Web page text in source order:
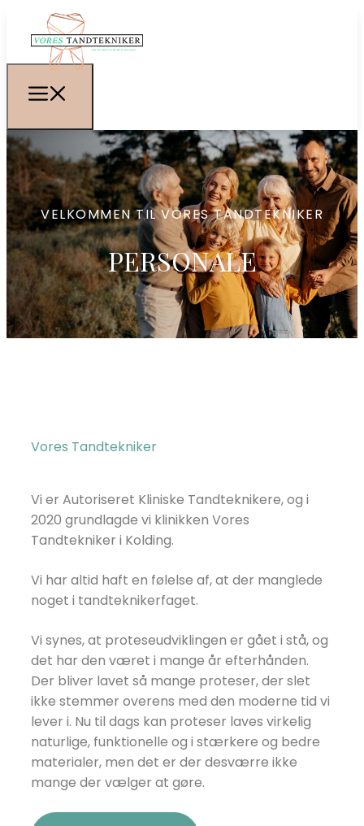
VELKOMMEN TIL VORES TANDTEKNIKER
PERSONALE
Vores Tandtekniker
Vi er Autoriseret Kliniske Tandteknikere, og i
2020 grundlagde vi klinikken Vores
Tandtekniker i Kolding.​
Vi har altid haft en følelse af, at der manglede
noget i tandteknikerfaget.
​Vi synes, at proteseudviklingen er gået i stå, og
det har den været i mange år efterhånden.
Der bliver lavet så mange proteser, der slet
ikke stemmer overens med den moderne tid vi
lever i. Nu til dags kan proteser laves virkelig
naturlige, funktionelle og i stærkere og bedre
materialer, men det er der desværre ikke
mange der vælger at gøre.